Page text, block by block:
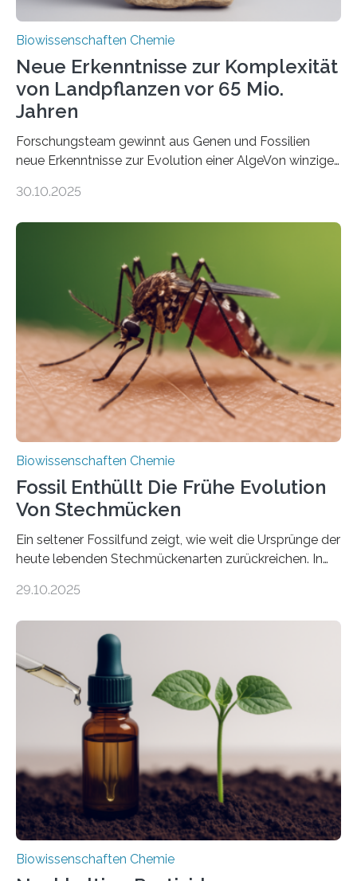
Biowissenschaften Chemie
Neue Erkenntnisse zur Komplexität
von Landpflanzen vor 65 Mio.
Jahren
Forschungsteam gewinnt aus Genen und Fossilien
neue Erkenntnisse zur Evolution einer AlgeVon winzigen
Landpflanzen zählen zu den komplexesten
Grünalgen, die vor Hunderten von Millionen Jahren
lebten. Unter den Vorfahren sticht eine Gruppe heraus,
die noch heute in der Natur vorkommt: die
Süßwasseralge Coleochaetophyceae. Einige Arten
dieser Gruppe bilden aus Zellfäden dichte Geflechte
mit scheibenförmiger Gestalt. Was auffällig ist: Die
nächsten…
30.10.2025
Biowissenschaften Chemie
Fossil Enthüllt Die Frühe Evolution
Von Stechmücken
Ein seltener Fossilfund zeigt, wie weit die Ursprünge der
heute lebenden Stechmückenarten zurückreichen. In
Forschende die bisher älteste bekannte Stechmücken-
Region Kachin in Myanmar und hat sich in
ausgezeichnetem Zustand erhalten. Es konnte als neue
Art einer neuen Gattung beschrieben werden und trägt
nun den Namen Cretosabethes primaevus. Dieser erste
fossile Nachweis einer Stechmückenlarve in Bernstein
stellt gleichzeitig den ersten Fossilfund einer
Mückenlarve aus dem Mesozoikum dar, denn…
29.10.2025
Biowissenschaften Chemie